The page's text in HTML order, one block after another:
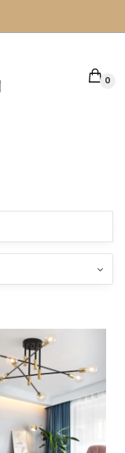
0